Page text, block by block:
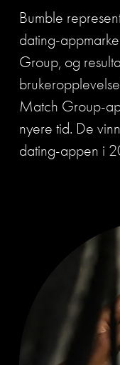
Bumble
dating-
Group, og
Match Group-
nyere tid. De
dating-appen i